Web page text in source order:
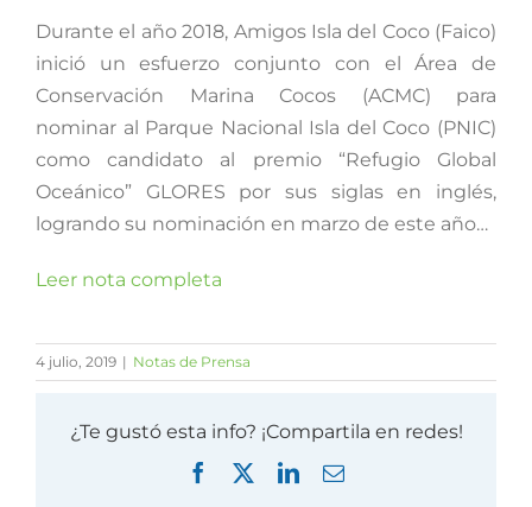
Durante el año 2018, Amigos Isla del Coco (Faico)
inició un esfuerzo conjunto con el Área de
Conservación Marina Cocos (ACMC) para
nominar al Parque Nacional Isla del Coco (PNIC)
como candidato al premio “Refugio Global
Oceánico” GLORES por sus siglas en inglés,
logrando su nominación en marzo de este año…
Leer nota completa
4 julio, 2019 | Notas de Prensa
¿Te gustó esta info? ¡Compartila en redes!
Facebook LinkedInCorreo